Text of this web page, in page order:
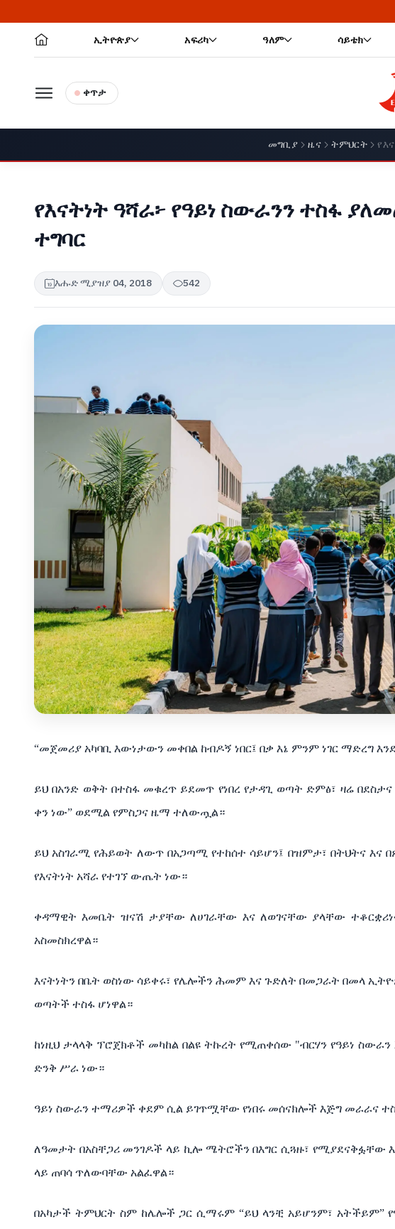
ኢትዮጵያ አፍሪካ ዓለም ሳይቴክ
ቀጥታ
መግቢያ ዜና ትምህርት
የእናትነት ዓሻራ፦ የዓይነ ስውራንን ተስፋ
ተግባር
እሑድ ሚያዝያ 04, 2018 542
“መጀመሪያ አካባቢ እውነታውን መቀበል ከብዶኝ ነበር፤ በቃ እኔ ምንም ነገር ማድረግ
ይህ በአንድ ወቅት በተስፋ መቁረጥ ይደመጥ የነበረ የታዳጊ ወጣት ድምፅ፣ ዛሬ በደስታና
ቀን ነው” ወደሚል የምስጋና ዜማ ተለውጧል።
ይህ አስገራሚ የሕይወት ለውጥ በአጋጣሚ የተከሰተ ሳይሆን፤ በዝምታ፣ በትህትና እና
የእናትነት አሻራ የተገኘ ውጤት ነው።
ቀዳማዊት እመቤት ዝናሽ ታያቸው ለሀገራቸው እና ለወገናቸው ያላቸው
አስመስክረዋል።
እናትነትን በቤት ወስነው ሳይቀሩ፣ የሌሎችን ሕመም እና ጉድለት በመጋራት በመላ
ወጣትች ተስፋ ሆነዋል።
ከነዚህ ታላላቅ ፕሮጀክቶች መካከል በልዩ ትኩረት የሚጠቀሰው "ብርሃን የዓይነ ስውራን
ድንቅ ሥራ ነው።
ዓይነ ስውራን ተማሪዎች ቀደም ሲል ይገጥሟቸው የነበሩ መሰናክሎች እጅግ መራራና
ለዓመታት በአስቸጋሪ መንገዶች ላይ ኪሎ ሜትሮችን በእግር ሲጓዙ፣ የሚያደናቅፏቸው
ላይ ጠባሳ ጥለውባቸው አልፈዋል።
በአካታች ትምህርት ስም ከሌሎች ጋር ሲማሩም “ይህ ላንቺ አይሆንም፣ አትችይም”